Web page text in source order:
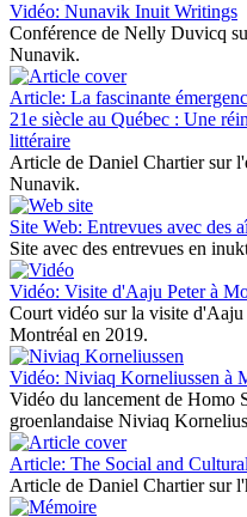
Vidéo: Nunavik Inuit Writings
Conférence de Nelly Duvicq
Nunavik.
Article: La fascinante
21e siècle au Québec : Une
littéraire
Article de Daniel Chartier sur
Nunavik.
Site Web: Entrevues avec des
Site avec des entrevues en
Vidéo: Visite d'Aaju Peter à
Court vidéo sur la visite
Montréal en 2019.
Vidéo: Niviaq Korneliussen à
Vidéo du lancement de Homo
groenlandaise Niviaq
Article: The Social and
Article de Daniel Chartier sur